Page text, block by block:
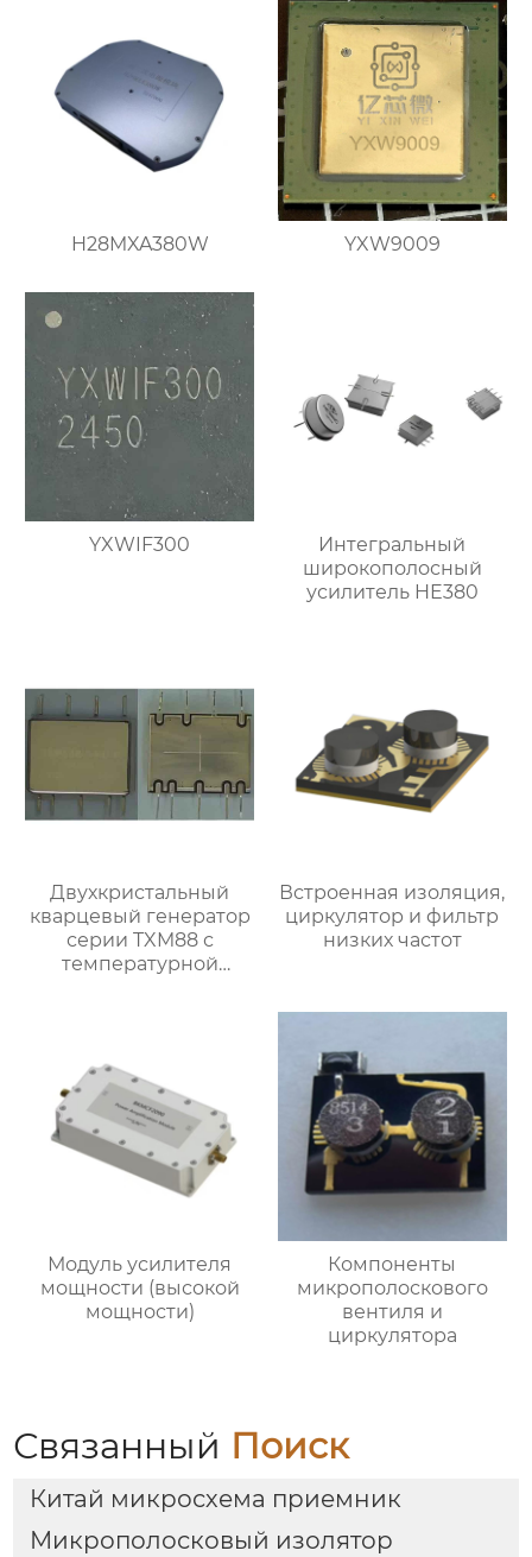
частоты
H28MXA380W YXW9009
YXWIF300
Интегральный
широкополосный
усилитель HE380
Двухкристальный
кварцевый генератор
серии TXM88 с
температурной
Встроенная изоляция,
циркулятор и фильтр
низких частот
Модуль усилителя
мощности (высокой
мощности)
Компоненты
микрополоскового
вентиля и
циркулятора
Связанный Поиск
Китай микросхема приемник
Микрополосковый изолятор